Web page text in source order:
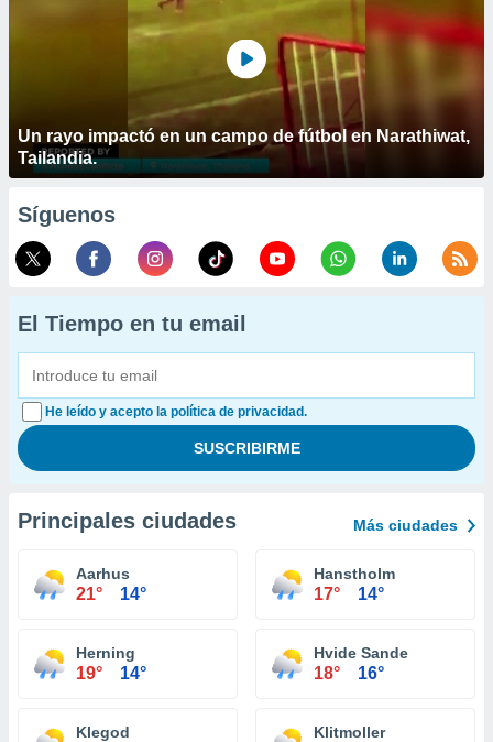
Un rayo impactó en un campo de fútbol en Narathiwat,
Tailandia.
Síguenos
El Tiempo en tu email
He leído y acepto la política de privacidad.
Principales ciudades Más ciudades
Aarhus
21° 14°
Hanstholm
17° 14°
Herning
19° 14°
Hvide Sande
18° 16°
Klegod Klitmoller